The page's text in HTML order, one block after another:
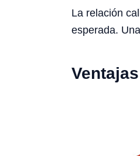
La relación
esperada.